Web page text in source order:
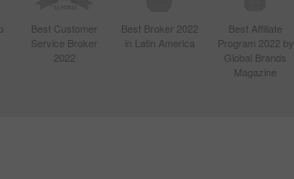
Best Customer
Service Broker
2022
Best Broker 2022
in Latin America
Best Affiliate
Program 2022 by
Global Brands
Magazine